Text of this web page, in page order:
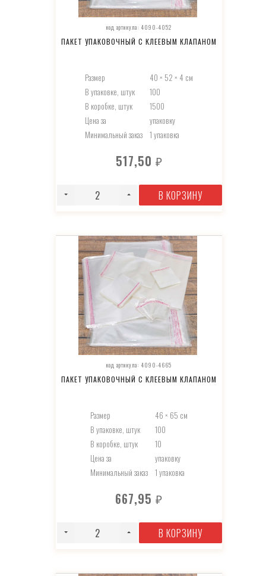
код артикула: 4090-4052
ПАКЕТ УПАКОВОЧНЫЙ С КЛЕЕВЫМ КЛАПАНОМ
Размер
40 × 52 × 4 см
В упаковке, штук
100
В коробке, штук
1500
Цена за
упаковку
Минимальный заказ
1 упаковка
517,50 ₽
В КОРЗИНУ
код артикула: 4090-4665
ПАКЕТ УПАКОВОЧНЫЙ С КЛЕЕВЫМ КЛАПАНОМ
Размер
46 × 65 см
В упаковке, штук
100
В коробке, штук
10
Цена за
упаковку
Минимальный заказ
1 упаковка
667,95₽
В КОРЗИНУ